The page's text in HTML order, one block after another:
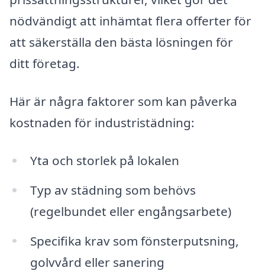
nödvändigt att inhämtat flera offerter för
att säkerställa den bästa lösningen för
ditt företag.
Här är några faktorer som kan påverka
kostnaden för industristädning:
Yta och storlek på lokalen
Typ av städning som behövs
(regelbundet eller engångsarbete)
Specifika krav som fönsterputsning,
golvvård eller sanering